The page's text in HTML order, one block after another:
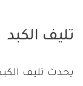
تليف الكبد
يحدث تليف